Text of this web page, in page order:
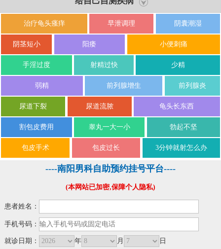
治疗龟头瘙痒 早泄调理 阴囊潮湿
阴茎短小 阳痿 小便刺痛
手淫过度 射精过快 少精
弱精 前列腺增生 前列腺炎
尿道下裂 尿道流脓 龟头长东西
割包皮费用 睾丸一大一小 勃起不坚
包皮手术 包皮过长 3分钟就射怎么办
----南阳男科自助预约挂号平台----
(本网站已加密,保障个人隐私)
患者姓名：
手机号码：
就诊日期： 年 月 日